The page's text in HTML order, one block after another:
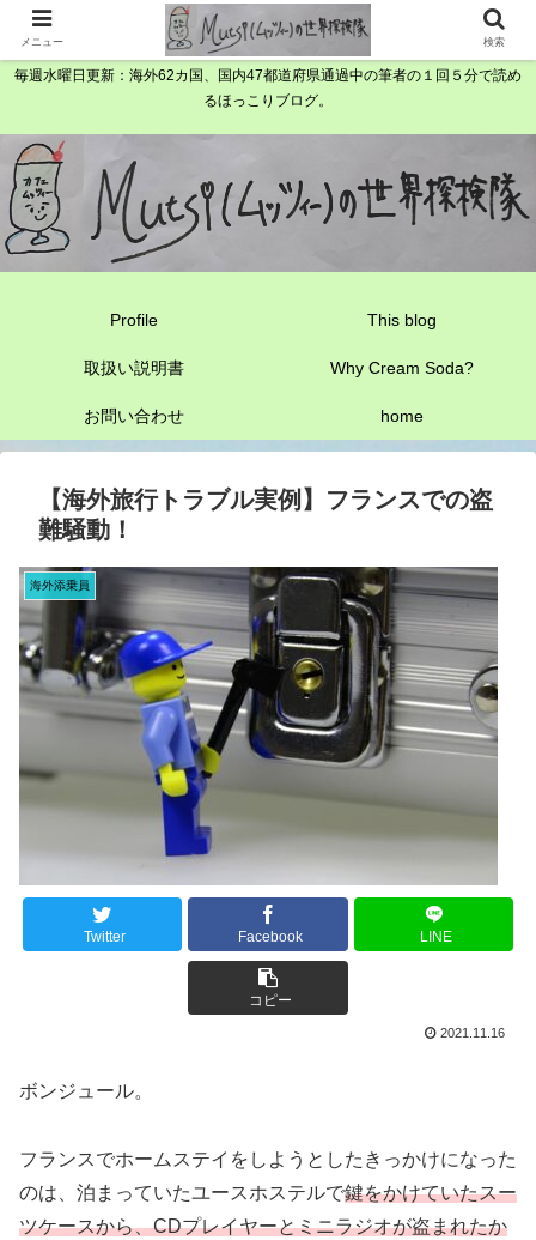
毎週水曜日更新：海外62カ国、国内47都道府県通過中の筆者の１回５分で読め
るほっこりブログ。
Profile This blog
取扱い説明書 Why Cream Soda?
お問い合わせ home
【海外旅行トラブル実例】フランスでの盗
難騒動！
海外添乗員
Twitter Facebook LINE
コピー
2021.11.16
ボンジュール。
フランスでホームステイをしようとしたきっかけになった
のは、泊まっていたユースホステルで鍵をかけていたスー
ツケースから、CDプレイヤーとミニラジオが盗まれたか
メニュー 検索